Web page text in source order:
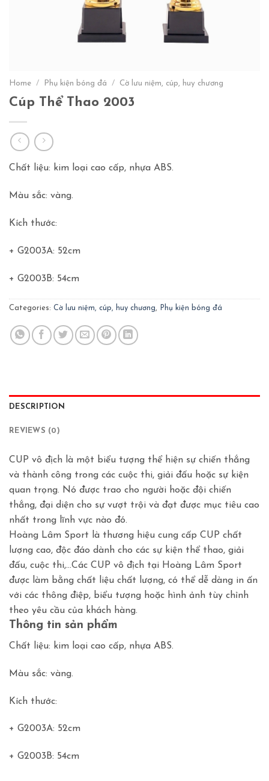
Home / Phụ kiện bóng đá / Cờ lưu niệm, cúp, huy chương
Cúp Thể Thao 2003
Chất liệu: kim loại cao cấp, nhựa ABS.
Màu sắc: vàng.
Kích thước:
+ G2003A: 52cm
+ G2003B: 54cm
Categories: Cờ lưu niệm, cúp, huy chương, Phụ kiện bóng đá
DESCRIPTION
REVIEWS (0)
CUP vô địch là một biểu tượng thể hiện sự chiến thắng
và thành công trong các cuộc thi, giải đấu hoặc sự kiện
quan trọng. Nó được trao cho người hoặc đội chiến
thắng, đại diện cho sự vượt trội và đạt được mục tiêu cao
nhất trong lĩnh vực nào đó.
Hoàng Lâm Sport là thương hiệu cung cấp CUP chất
lượng cao, độc đáo dành cho các sự kiện thể thao, giải
đấu, cuộc thi,…Các CUP vô địch tại Hoàng Lâm Sport
được làm bằng chất liệu chất lượng, có thể dễ dàng in ấn
với các thông điệp, biểu tượng hoặc hình ảnh tùy chỉnh
theo yêu cầu của khách hàng.
Thông tin sản phẩm
Chất liệu: kim loại cao cấp, nhựa ABS.
Màu sắc: vàng.
Kích thước:
+ G2003A: 52cm
+ G2003B: 54cm